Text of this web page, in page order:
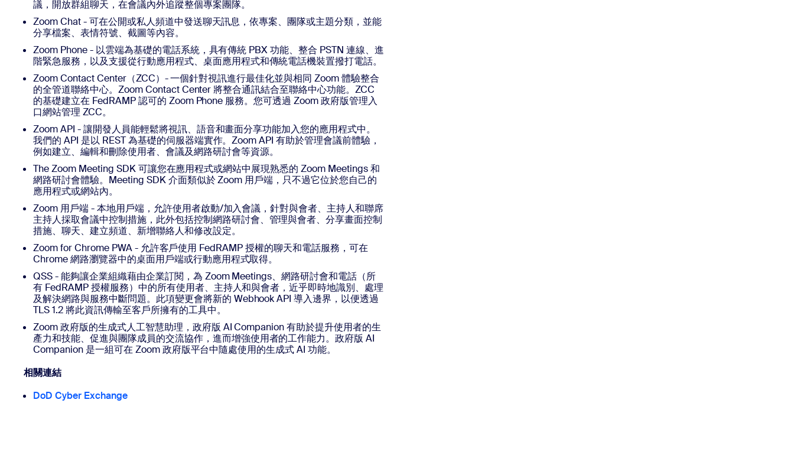
議，開放群組聊天，在會議內外追蹤整個專案團隊。
Zoom Chat - 可在公開或私人頻道中發送聊天訊息，依專案、團隊或主題分類，並能
分享檔案、表情符號、截圖等內容。
Zoom Phone - 以雲端為基礎的電話系統，具有傳統 PBX 功能、整合 PSTN 連線、進
階緊急服務，以及支援從行動應用程式、桌面應用程式和傳統電話機裝置撥打電話。
Zoom Contact Center（ZCC）- 一個針對視訊進行最佳化並與相同 Zoom 體驗整合
的全管道聯絡中心。Zoom Contact Center 將整合通訊結合至聯絡中心功能。ZCC
的基礎建立在 FedRAMP 認可的 Zoom Phone 服務。您可透過 Zoom 政府版管理入
口網站管理 ZCC。
Zoom API - 讓開發人員能輕鬆將視訊、語音和畫面分享功能加入您的應用程式中。
我們的 API 是以 REST 為基礎的伺服器端實作。Zoom API 有助於管理會議前體驗，
例如建立、編輯和刪除使用者、會議及網路研討會等資源。
The Zoom Meeting SDK 可讓您在應用程式或網站中展現熟悉的 Zoom Meetings 和
網路研討會體驗。Meeting SDK 介面類似於 Zoom 用戶端，只不過它位於您自己的
應用程式或網站內。
Zoom 用戶端 - 本地用戶端，允許使用者啟動/加入會議，針對與會者、主持人和聯席
主持人採取會議中控制措施，此外包括控制網路研討會、管理與會者、分享畫面控制
措施、聊天、建立頻道、新增聯絡人和修改設定。
Zoom for Chrome PWA - 允許客戶使用 FedRAMP 授權的聊天和電話服務，可在
Chrome 網路瀏覽器中的桌面用戶端或行動應用程式取得。
QSS - 能夠讓企業組織藉由企業訂閱，為 Zoom Meetings、網路研討會和電話（所
有 FedRAMP 授權服務）中的所有使用者、主持人和與會者，近乎即時地識別、處理
及解決網路與服務中斷問題。此項變更會將新的 Webhook API 導入邊界，以便透過
TLS 1.2 將此資訊傳輸至客戶所擁有的工具中。
Zoom 政府版的生成式人工智慧助理，政府版 AI Companion 有助於提升使用者的生
產力和技能、促進與團隊成員的交流協作，進而增強使用者的工作能力。政府版 AI
Companion 是一組可在 Zoom 政府版平台中隨處使用的生成式 AI 功能。
相關連結
DoD Cyber Exchange